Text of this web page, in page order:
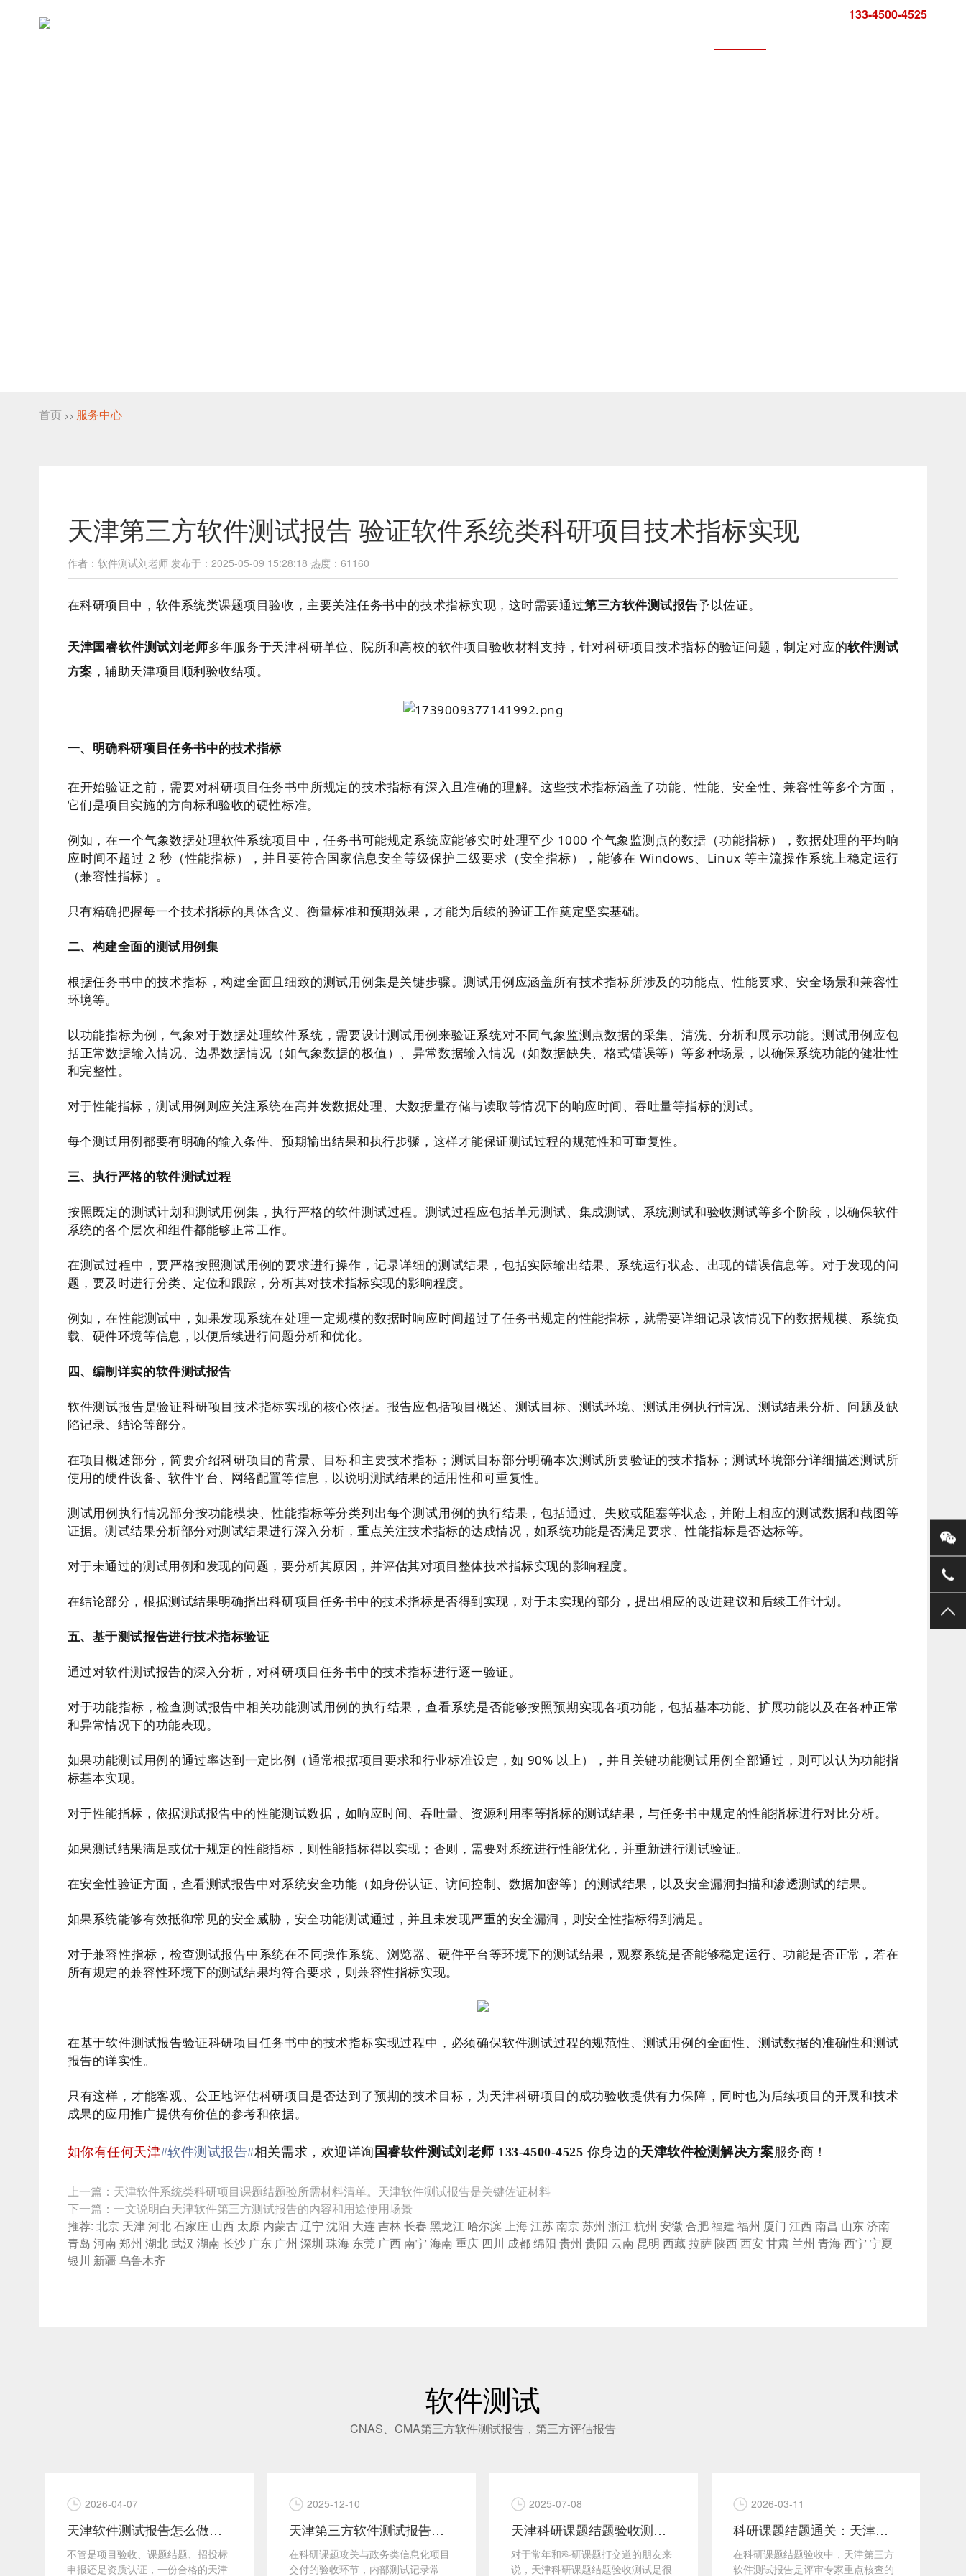
133-4500-4525
首页 >> 服务中心
天津第三方软件测试报告 验证软件系统类科研项目技术指标实现
作者：软件测试刘老师 发布于：2025-05-09 15:28:18 热度：61160
在科研项目中，软件系统类课题项目验收，主要关注任务书中的技术指标实现，这时需要通过第三方软件测试报告予以佐证。
天津国睿软件测试刘老师多年服务于天津科研单位、院所和高校的软件项目验收材料支持，针对科研项目技术指标的验证问题，制定对应的软件测试
方案 ，辅助天津项目顺利验收结项。
一、明确科研项目任务书中的技术指标
在开始验证之前，需要对科研项目任务书中所规定的技术指标有深入且准确的理解。这些技术指标涵盖了功能、性能、安全性、兼容性等多个方面，
它们是项目实施的方向标和验收的硬性标准。
例如，在一个气象数据处理软件系统项目中，任务书可能规定系统应能够实时处理至少 1000 个气象监测点的数据（功能指标），数据处理的平均响
应时间不超过 2 秒（性能指标），并且要符合国家信息安全等级保护二级要求（安全指标），能够在 Windows、Linux 等主流操作系统上稳定运行
（兼容性指标）。
只有精确把握每一个技术指标的具体含义、衡量标准和预期效果，才能为后续的验证工作奠定坚实基础。
二、构建全面的测试用例集
根据任务书中的技术指标，构建全面且细致的测试用例集是关键步骤。测试用例应涵盖所有技术指标所涉及的功能点、性能要求、安全场景和兼容性
环境等。
以功能指标为例，气象对于数据处理软件系统，需要设计测试用例来验证系统对不同气象监测点数据的采集、清洗、分析和展示功能。测试用例应包
括正常数据输入情况、边界数据情况（如气象数据的极值）、异常数据输入情况（如数据缺失、格式错误等）等多种场景，以确保系统功能的健壮性
和完整性。
对于性能指标，测试用例则应关注系统在高并发数据处理、大数据量存储与读取等情况下的响应时间、吞吐量等指标的测试。
每个测试用例都要有明确的输入条件、预期输出结果和执行步骤，这样才能保证测试过程的规范性和可重复性。
三、执行严格的软件测试过程
按照既定的测试计划和测试用例集，执行严格的软件测试过程。测试过程应包括单元测试、集成测试、系统测试和验收测试等多个阶段，以确保软件
系统的各个层次和组件都能够正常工作。
在测试过程中，要严格按照测试用例的要求进行操作，记录详细的测试结果，包括实际输出结果、系统运行状态、出现的错误信息等。对于发现的问
题，要及时进行分类、定位和跟踪，分析其对技术指标实现的影响程度。
例如，在性能测试中，如果发现系统在处理一定规模的数据时响应时间超过了任务书规定的性能指标，就需要详细记录该情况下的数据规模、系统负
载、硬件环境等信息，以便后续进行问题分析和优化。
四、编制详实的软件测试报告
软件测试报告是验证科研项目技术指标实现的核心依据。报告应包括项目概述、测试目标、测试环境、测试用例执行情况、测试结果分析、问题及缺
陷记录、结论等部分。
在项目概述部分，简要介绍科研项目的背景、目标和主要技术指标；测试目标部分明确本次测试所要验证的技术指标；测试环境部分详细描述测试所
使用的硬件设备、软件平台、网络配置等信息，以说明测试结果的适用性和可重复性。
测试用例执行情况部分按功能模块、性能指标等分类列出每个测试用例的执行结果，包括通过、失败或阻塞等状态，并附上相应的测试数据和截图等
证据。测试结果分析部分对测试结果进行深入分析，重点关注技术指标的达成情况，如系统功能是否满足要求、性能指标是否达标等。
对于未通过的测试用例和发现的问题，要分析其原因，并评估其对项目整体技术指标实现的影响程度。
在结论部分，根据测试结果明确指出科研项目任务书中的技术指标是否得到实现，对于未实现的部分，提出相应的改进建议和后续工作计划。
五、基于测试报告进行技术指标验证
通过对软件测试报告的深入分析，对科研项目任务书中的技术指标进行逐一验证。
对于功能指标，检查测试报告中相关功能测试用例的执行结果，查看系统是否能够按照预期实现各项功能，包括基本功能、扩展功能以及在各种正常
和异常情况下的功能表现。
如果功能测试用例的通过率达到一定比例（通常根据项目要求和行业标准设定，如 90% 以上），并且关键功能测试用例全部通过，则可以认为功能指
标基本实现。
对于性能指标，依据测试报告中的性能测试数据，如响应时间、吞吐量、资源利用率等指标的测试结果，与任务书中规定的性能指标进行对比分析。
如果测试结果满足或优于规定的性能指标，则性能指标得以实现；否则，需要对系统进行性能优化，并重新进行测试验证。
在安全性验证方面，查看测试报告中对系统安全功能（如身份认证、访问控制、数据加密等）的测试结果，以及安全漏洞扫描和渗透测试的结果。
如果系统能够有效抵御常见的安全威胁，安全功能测试通过，并且未发现严重的安全漏洞，则安全性指标得到满足。
对于兼容性指标，检查测试报告中系统在不同操作系统、浏览器、硬件平台等环境下的测试结果，观察系统是否能够稳定运行、功能是否正常，若在
所有规定的兼容性环境下的测试结果均符合要求，则兼容性指标实现。
在基于软件测试报告验证科研项目任务书中的技术指标实现过程中，必须确保软件测试过程的规范性、测试用例的全面性、测试数据的准确性和测试
报告的详实性。
只有这样，才能客观、公正地评估科研项目是否达到了预期的技术目标，为天津科研项目的成功验收提供有力保障，同时也为后续项目的开展和技术
成果的应用推广提供有价值的参考和依据。
如你有任何天津#软件测试报告#相关需求，欢迎详询 国睿软件测试刘老师 133-4500-4525 你身边的天津软件检测解决方案服务商！
上一篇： 天津软件系统类科研项目课题结题验所需材料清单。天津软件测试报告是关键佐证材料
下一篇： 一文说明白天津软件第三方测试报告的内容和用途使用场景
推荐: 北京 天津河北石家庄 山西 太原 内蒙古辽宁 沈阳 大连吉林长春 黑龙江 哈尔滨上海江苏南京苏州 浙江杭州 安徽 合肥福建 福州 厦门 江西南昌 山东济南
青岛 河南郑州 湖北武汉 湖南长沙 广东 广州 深圳 珠海 东莞 广西南宁 海南重庆 四川 成都绵阳 贵州 贵阳 云南 昆明 西藏拉萨 陕西西安 甘肃 兰州 青海西宁 宁夏
银川 新疆 乌鲁木齐
软件测试
CNAS、CMA第三方软件测试报告，第三方评估报告
2026-04-07
天津软件测试报告怎么做？客户关注点全拆解
不管是项目验收、课题结题、招投标
申报还是资质认证，一份合格的天津
2025-12-10
天津第三方软件测试报告：科研课题结题验收和信息化项目验收的“定心丸”
在科研课题攻关与政务类信息化项目
交付的验收环节，内部测试记录常
2025-07-08
天津科研课题结题验收测试报告如何办理？天津软件测试流程是怎样的？
对于常年和科研课题打交道的朋友来
说，天津科研课题结题验收测试是很
2026-03-11
科研课题结题通关：天津第三方软件测试报告核心要点与落地攻略
在科研课题结题验收中，天津第三方
软件测试报告是评审专家重点核查的